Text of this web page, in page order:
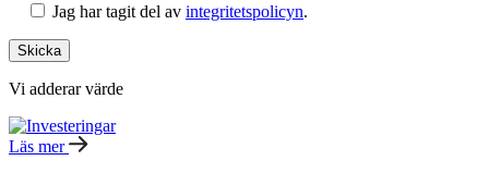
Jag har tagit del av integritetspolicyn.
Vi adderar värde
Läs mer